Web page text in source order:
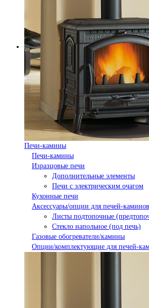
Печи-камины
Печи-камины
Изразцовые печи
Дополнительные элементы
Печи с электрическим очагом
Кухонные печи
Аксессуары/опции для печей-каминов
Листы подтопочные
Стекло напольное (под печь)
Газовые обогреватели/камины
Опции/комплектующие для печей-